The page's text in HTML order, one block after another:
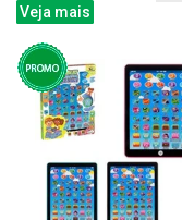
Veja mais